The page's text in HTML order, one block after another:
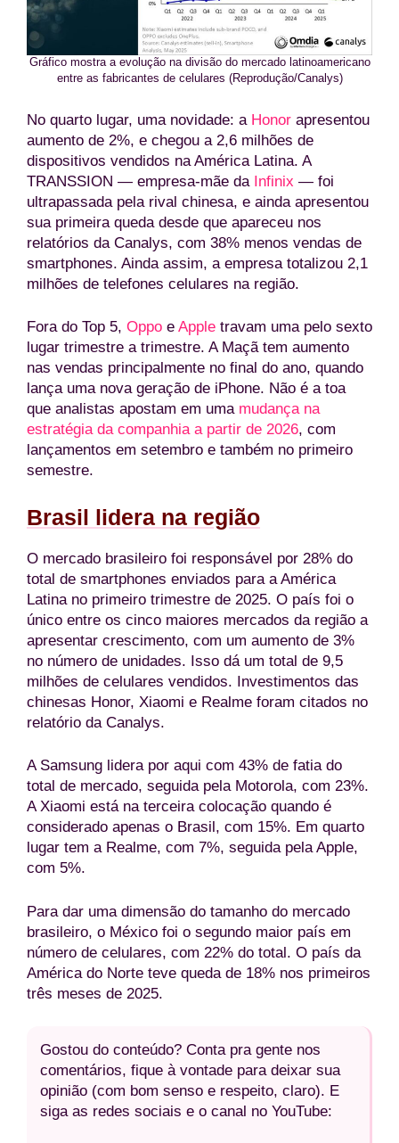
Gráfico mostra a evolução na divisão do mercado latinoamericano
entre as fabricantes de celulares (Reprodução/Canalys)
No quarto lugar, uma novidade: a Honor apresentou
aumento de 2%, e chegou a 2,6 milhões de
dispositivos vendidos na América Latina. A
TRANSSION — empresa-mãe da Infinix — foi
ultrapassada pela rival chinesa, e ainda apresentou
sua primeira queda desde que apareceu nos
relatórios da Canalys, com 38% menos vendas de
smartphones. Ainda assim, a empresa totalizou 2,1
milhões de telefones celulares na região.
Fora do Top 5, Oppo e Apple travam uma pelo sexto
lugar trimestre a trimestre. A Maçã tem aumento
nas vendas principalmente no final do ano, quando
lança uma nova geração de iPhone. Não é a toa
que analistas apostam em uma mudança na
estratégia da companhia a partir de 2026, com
lançamentos em setembro e também no primeiro
semestre.
Brasil lidera na região
O mercado brasileiro foi responsável por 28% do
total de smartphones enviados para a América
Latina no primeiro trimestre de 2025. O país foi o
único entre os cinco maiores mercados da região a
apresentar crescimento, com um aumento de 3%
no número de unidades. Isso dá um total de 9,5
milhões de celulares vendidos. Investimentos das
chinesas Honor, Xiaomi e Realme foram citados no
relatório da Canalys.
A Samsung lidera por aqui com 43% de fatia do
total de mercado, seguida pela Motorola, com 23%.
A Xiaomi está na terceira colocação quando é
considerado apenas o Brasil, com 15%. Em quarto
lugar tem a Realme, com 7%, seguida pela Apple,
com 5%.
Para dar uma dimensão do tamanho do mercado
brasileiro, o México foi o segundo maior país em
número de celulares, com 22% do total. O país da
América do Norte teve queda de 18% nos primeiros
três meses de 2025.
Gostou do conteúdo? Conta pra gente nos
comentários, fique à vontade para deixar sua
opinião (com bom senso e respeito, claro). E
siga as redes sociais e o canal no YouTube: